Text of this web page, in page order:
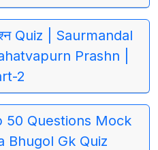
Quiz | Saurmandal
Prashn |
2
50 Questions Mock
Bhugol Gk Quiz